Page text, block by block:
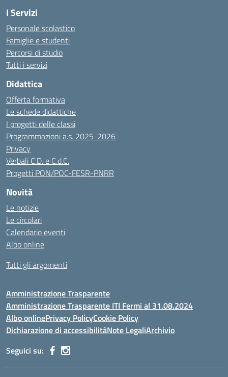
I Servizi
Personale scolastico
Famiglie e studenti
Percorsi di studio
Tutti i servizi
Didattica
Offerta formativa
Le schede didattiche
I progetti delle classi
Programmazioni a.s. 2025-2026
Privacy
Verbali C.D. e C.d.C.
Progetti PON/POC-FESR-PNRR
Novità
Le notizie
Le circolari
Calendario eventi
Albo online
Tutti gli argomenti
Amministrazione Trasparente
Amministrazione Trasparente ITI Fermi al 31.08.2024
Albo onlinePrivacy PolicyCookie Policy
Dichiarazione di accessibilitàNote LegaliArchivio
Seguici su: